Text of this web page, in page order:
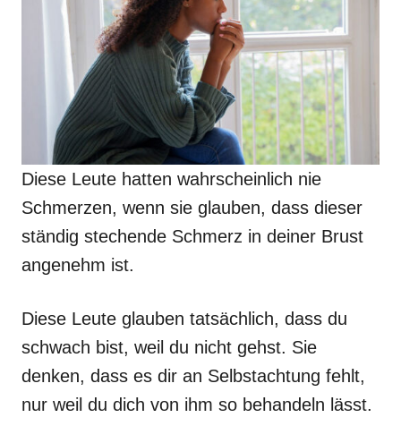
Diese Leute hatten wahrscheinlich nie
Schmerzen, wenn sie glauben, dass dieser
ständig stechende Schmerz in deiner Brust
angenehm ist.
Diese Leute glauben tatsächlich, dass du
schwach bist, weil du nicht gehst. Sie
denken, dass es dir an Selbstachtung fehlt,
nur weil du dich von ihm so behandeln lässt.